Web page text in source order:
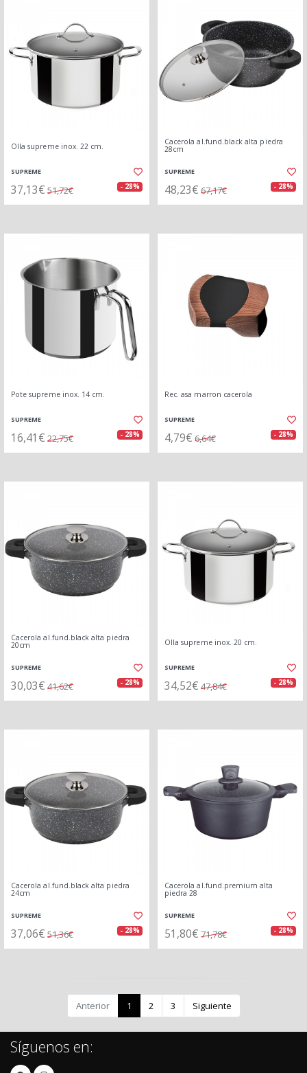
Olla supreme inox. 22 cm.
SUPREME
37,13€ 51,72€ - 28%
Cacerola al.fund.black alta piedra
28cm
SUPREME
48,23€ 67,17€ - 28%
Pote supreme inox. 14 cm.
SUPREME
16,41€ 22,75€ - 28%
Rec. asa marron cacerola
SUPREME
4,79€ 6,64€ - 28%
Cacerola al.fund.black alta piedra
20cm
SUPREME
30,03€ 41,62€ - 28%
Olla supreme inox. 20 cm.
SUPREME
34,52€ 47,84€ - 28%
Cacerola al.fund.black alta piedra
24cm
SUPREME
37,06€ 51,36€ - 28%
Cacerola al.fund.premium alta
piedra 28
SUPREME
51,80€ 71,78€ - 28%
Anterior 1 2 3 Siguiente
Síguenos en: